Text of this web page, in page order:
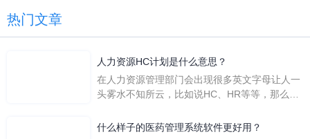
热门文章
人力资源HC计划是什么意思？
在人力资源管理部门会出现很多英文字母让人一
头雾水不知所云，比如说HC、HR等等，那么它
么呢？
什么样子的医药管理系统软件更好用？